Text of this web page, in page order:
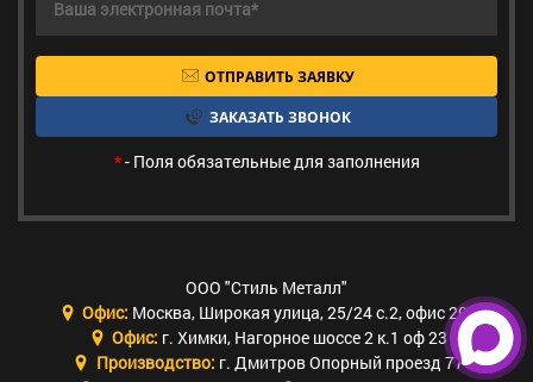
ОТПРАВИТЬ ЗАЯВКУ
ЗАКАЗАТЬ ЗВОНОК
*- Поля обязательные для заполнения
ООО "Стиль Металл"
Офис: Москва, Широкая улица, 25/24 с.2, офис 205
Офис: г. Химки, Нагорное шоссе 2 к.1 оф 23
Производство: г. Дмитров Опорный проезд 77